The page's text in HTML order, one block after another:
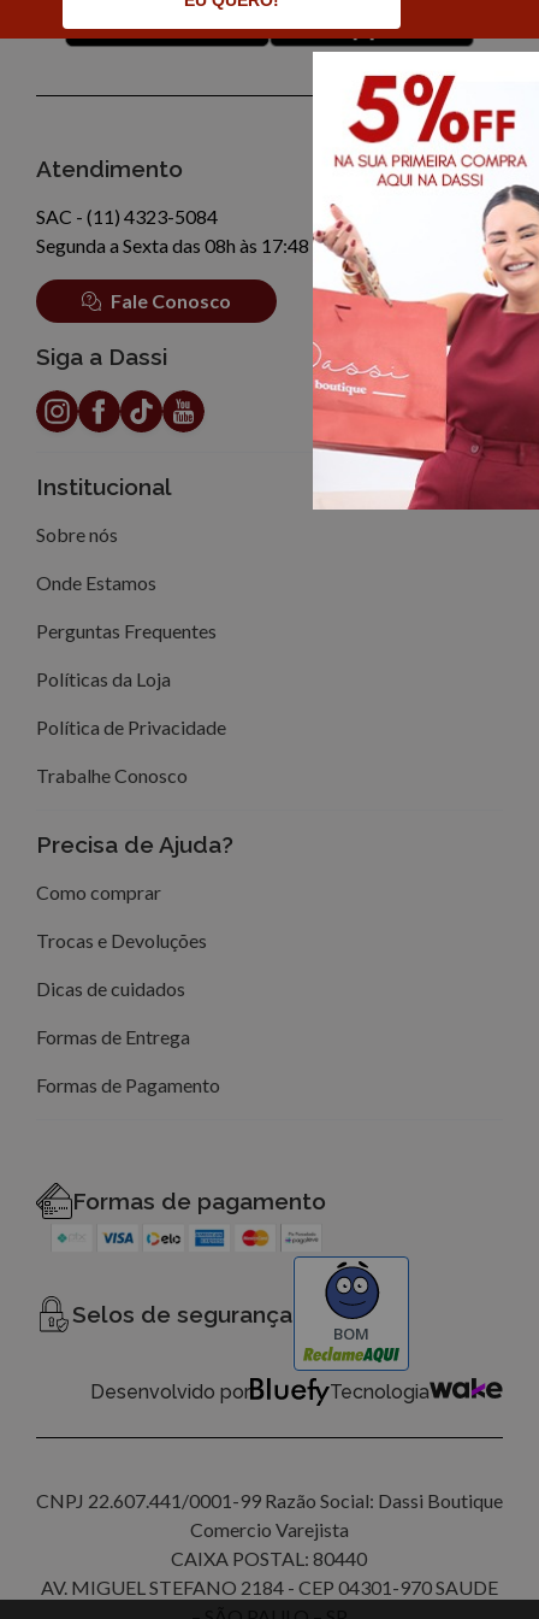
Atendimento
SAC - (11) 4323-5084
Segunda a Sexta das 08h às 17:48
Fale Conosco
Siga a Dassi
Institucional
Sobre nós
Onde Estamos
Perguntas Frequentes
Políticas da Loja
Política de Privacidade
Trabalhe Conosco
Precisa de Ajuda?
Como comprar
Trocas e Devoluções
Dicas de cuidados
Formas de Entrega
Formas de Pagamento
Formas de pagamento
Selos de segurança
BOM
Desenvolvido por Tecnologia
CNPJ 22.607.441/0001-99 Razão Social: Dassi Boutique
Comercio Varejista
CAIXA POSTAL: 80440
AV. MIGUEL STEFANO 2184 - CEP 04301-970 SAUDE